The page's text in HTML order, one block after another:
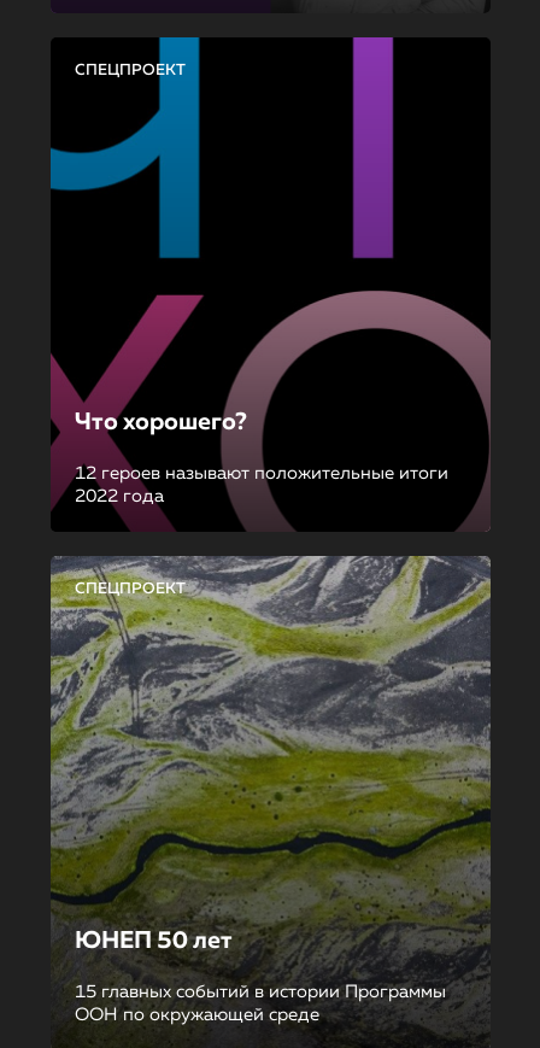
СПЕЦПРОЕКТ
Что хорошего?
12 героев называют положительные итоги
2022 года
СПЕЦПРОЕКТ
ЮНЕП 50 лет
15 главных событий в истории Программы
ООН по окружающей среде